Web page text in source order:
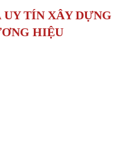
TÍN XÂY DỰNG
HIỆU